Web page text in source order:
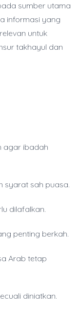
sumber utama
informasi yang
untuk
takhayul dan
agar ibadah
syarat sah puasa.
dilafalkan.
penting berkah.
Arab tetap
diniatkan.